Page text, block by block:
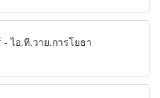
- ไอ.ที.วาย.การโยธา